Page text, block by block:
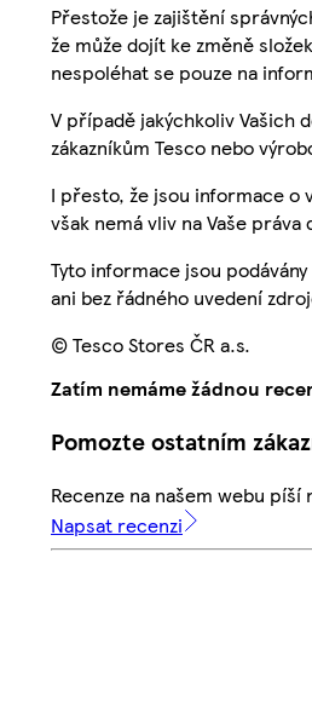
Přestože je zajištění
že může dojít ke změně
nespoléhat se pouze na
V případě jakýchkoliv Vašich
zákazníkům Tesco nebo
I přesto, že jsou informace o
však nemá vliv na Vaše práva
Tyto informace jsou
ani bez řádného uvedení
© Tesco Stores ČR a.s.
Zatím nemáme žádnou
Pomozte ostatním
Recenze na našem webu
Napsat recenzi